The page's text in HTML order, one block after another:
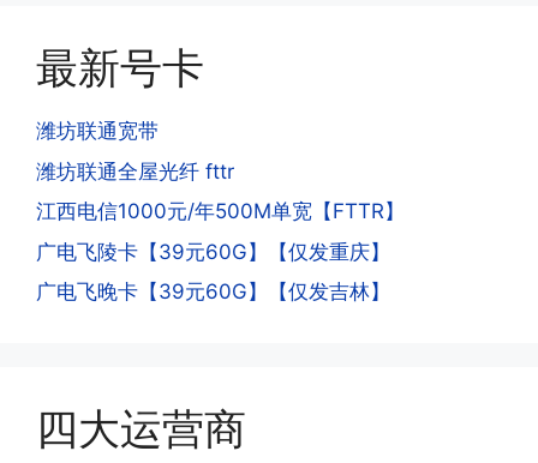
是因为激活当月的流量会按照您激活剩余
的天数折算到账，次月就会全额到账，留
超出额外扣费哦。
·4.实际扣费月租
答:
(1)首月扣费:电信是首月免费，联通是按
(2)如下几种情况是不返费的:返费前停
机、关机、注销、违章单停、未再专属渠
去骗人。他必须注册很多APP才可以去骗
人。他们是用专业设备插手机卡打的，所
以会经常换卡槽换设备。所以基于这些特
点，运营商系统会识别到，如果你有类似
的异常使用行为，就会让你二次认证。二
次认证是为了证明你本人在使用这张卡。
一般二次认证的流程是本人使用这张卡的
流量，通过运营商链接刷人脸，拍身份证
件，来证明是本人在使用。具体可以网上
最新号卡
潍坊联通宽带
潍坊联通全屋光纤 fttr
江西电信1000元/年500M单宽【FTTR】
广电飞陵卡【39元60G】【仅发重庆】
广电飞晚卡【39元60G】【仅发吉林】
四大运营商